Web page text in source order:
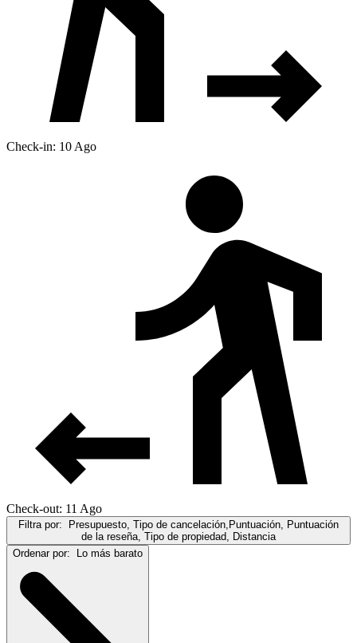
Check-in: 10 Ago
Check-out: 11 Ago
Filtra por:
Presupuesto, Tipo de cancelación,Puntuación, Puntuación
de la reseña, Tipo de propiedad, Distancia
Ordenar por:
Lo más barato